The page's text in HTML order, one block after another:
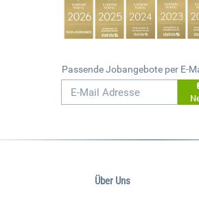
Passende Jobangebote per E-
Über Uns